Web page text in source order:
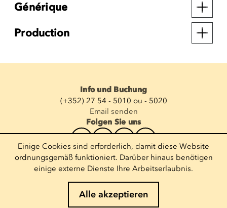
Générique
Production
Info und Buchung
(+352) 27 54 - 5010 ou - 5020
Email senden
Folgen Sie uns
Newsletter abonnieren
E-Mail eingeben
Einige Cookies sind erforderlich, damit diese Website
ordnungsgemäß funktioniert. Darüber hinaus benötigen
einige externe Dienste Ihre Arbeitserlaubnis.
Alle akzeptieren